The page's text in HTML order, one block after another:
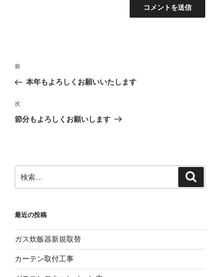
投
ナ
ビ
ゲ
ン
前
の
稿
前
本年もよろしくお願いいたします
次
の
次
節分もよろしくお願いします
索:
最近の投稿
ガス炊飯器新規取替
カーテン取付工事